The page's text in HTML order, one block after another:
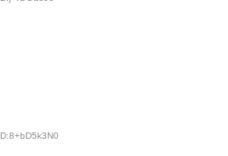
ID:8+bD5k3N0